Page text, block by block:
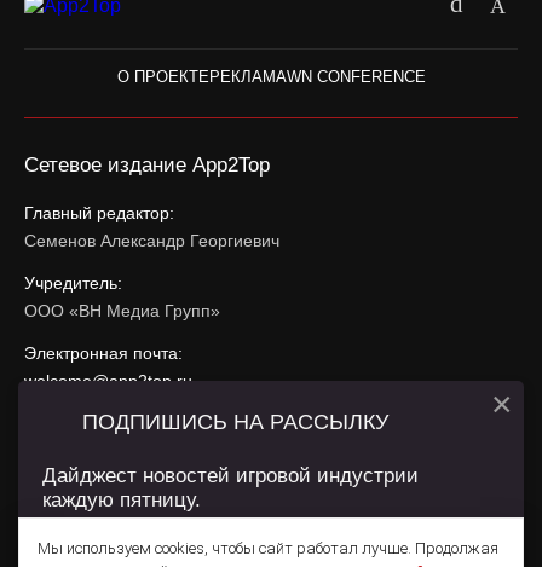
О ПРОЕКТЕ РЕКЛАМАWN CONFERENCE
Сетевое издание App2Top
Главный редактор:
Семенов Александр Георгиевич
Учредитель:
ООО «ВН Медиа Групп»
Электронная почта:
welcome@app2top.ru
При использовании материалов активная ссылка на
Сайт использует IP адреса, cookie, данные геолокации
использования содержатся вПолитике конфиденциальностии
Мы используем cookies, чтобы сайт работал лучше. Продолжая
ПОДПИШИСЬ НА РАССЫЛКУ
Дайджест новостей игровой индустрии
каждую пятницу.
×